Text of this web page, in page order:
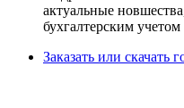
актуальные
бухгалтерским
Заказать или скачать